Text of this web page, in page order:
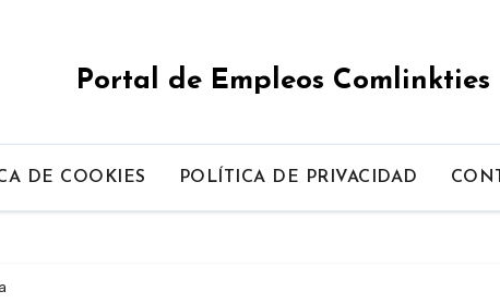
Portal de Empleos Comlinkties
DE COOKIES POLÍTICA DE PRIVACIDAD